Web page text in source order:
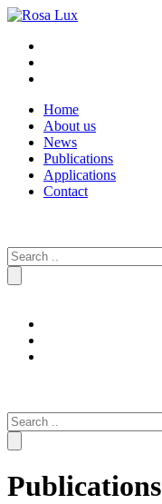
Home
About us
News
Publications
Applications
Contact
Search
for:
Search
for:
Publications